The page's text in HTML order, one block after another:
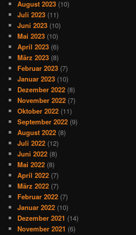
August 2023 (10)
Juli 2023 (11)
Juni 2023 (10)
Mai 2023 (10)
April 2023 (6)
März 2023 (8)
Februar 2023 (7)
Januar 2023 (10)
Dezember 2022 (8)
November 2022 (7)
Oktober 2022 (11)
September 2022 (9)
August 2022 (8)
Juli 2022 (12)
Juni 2022 (8)
Mai 2022 (8)
April 2022 (7)
März 2022 (7)
Februar 2022 (7)
Januar 2022 (10)
Dezember 2021 (14)
November 2021 (6)